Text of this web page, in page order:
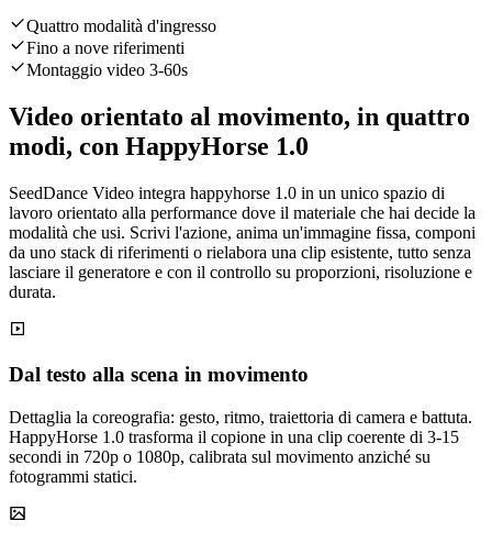
Quattro modalità d'ingresso
Fino a nove riferimenti
Montaggio video 3-60s
Video orientato al movimento, in quattro
modi, con HappyHorse 1.0
SeedDance Video integra happyhorse 1.0 in un unico spazio di
lavoro orientato alla performance dove il materiale che hai decide la
modalità che usi. Scrivi l'azione, anima un'immagine fissa, componi
da uno stack di riferimenti o rielabora una clip esistente, tutto senza
lasciare il generatore e con il controllo su proporzioni, risoluzione e
durata.
Dal testo alla scena in movimento
Dettaglia la coreografia: gesto, ritmo, traiettoria di camera e battuta.
HappyHorse 1.0 trasforma il copione in una clip coerente di 3-15
secondi in 720p o 1080p, calibrata sul movimento anziché su
fotogrammi statici.